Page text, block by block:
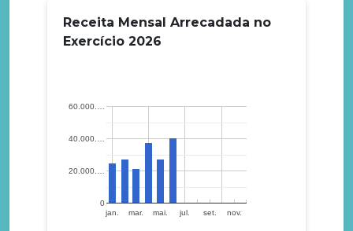
Receita Mensal Arrecadada no
Exercício 2026
jan. mar. mai. jul. set. nov.
0
20.000.…
40.000.…
60.000.…